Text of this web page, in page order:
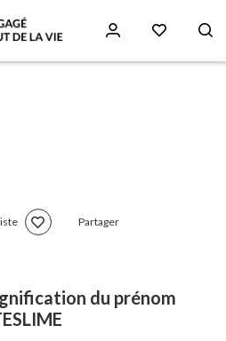
Partager
du prénom